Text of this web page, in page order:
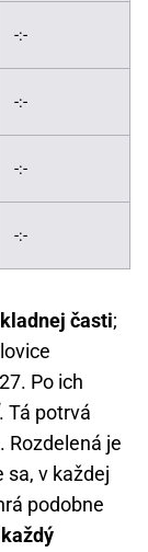
-:-
-:-
-:-
-:-
časti;
Po ich
. Tá potrvá
. Rozdelená je
sa, v každej
podobne
každý